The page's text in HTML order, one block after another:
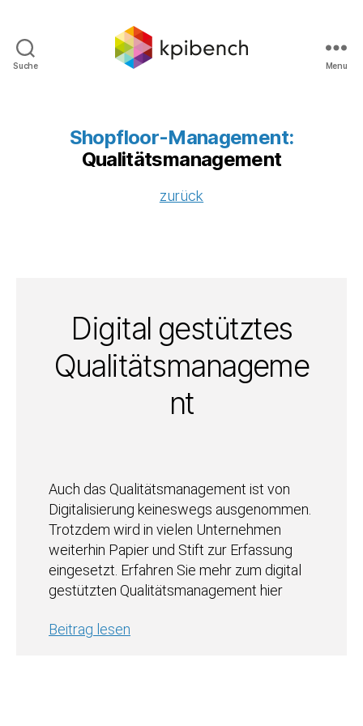
Suche
Management
Menu
Shopfloor-Management:
Qualitätsmanagement
zurück
Digital gestütztes
Qualitätsmanageme
nt
Auch das Qualitätsmanagement ist von
Digitalisierung keineswegs ausgenommen.
Trotzdem wird in vielen Unternehmen
weiterhin Papier und Stift zur Erfassung
eingesetzt. Erfahren Sie mehr zum digital
gestützten Qualitätsmanagement hier
Beitrag lesen